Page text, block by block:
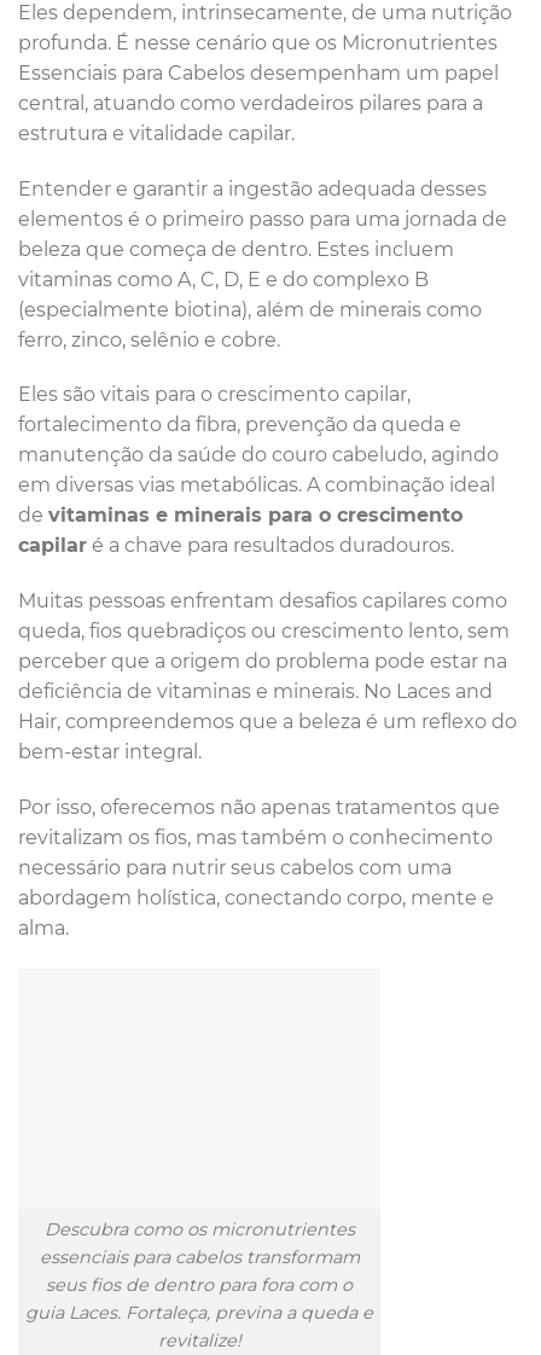
Eles dependem, intrinsecamente, de uma nutrição
profunda. É nesse cenário que os Micronutrientes
Essenciais para Cabelos desempenham um papel
central, atuando como verdadeiros pilares para a
estrutura e vitalidade capilar.
Entender e garantir a ingestão adequada desses
elementos é o primeiro passo para uma jornada de
beleza que começa de dentro. Estes incluem
vitaminas como A, C, D, E e do complexo B
(especialmente biotina), além de minerais como
ferro, zinco, selênio e cobre.
Eles são vitais para o crescimento capilar,
fortalecimento da fibra, prevenção da queda e
manutenção da saúde do couro cabeludo, agindo
em diversas vias metabólicas. A combinação ideal
de vitaminas e minerais para o crescimento
capilar é a chave para resultados duradouros.
Muitas pessoas enfrentam desafios capilares como
queda, fios quebradiços ou crescimento lento, sem
perceber que a origem do problema pode estar na
deficiência de vitaminas e minerais. No Laces and
Hair, compreendemos que a beleza é um reflexo do
bem-estar integral.
Por isso, oferecemos não apenas tratamentos que
revitalizam os fios, mas também o conhecimento
necessário para nutrir seus cabelos com uma
abordagem holística, conectando corpo, mente e
alma.
Descubra como os micronutrientes
essenciais para cabelos transformam
seus fios de dentro para fora com o
guia Laces. Fortaleça, previna a queda e
revitalize!